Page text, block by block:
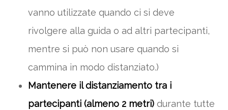
vanno utilizzate quando ci si deve
rivolgere alla guida o ad altri partecipanti,
mentre si può non usare quando si
cammina in modo distanziato.)
Mantenere il distanziamento tra i
partecipanti (almeno 2 metri) durante tutte